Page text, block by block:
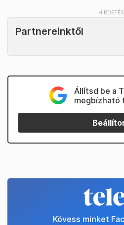
Partnereinktől
Állítsd be a
megbízható
Kövess minket